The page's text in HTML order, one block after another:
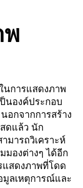
พ
นการแสดงภาพ
นองค์ประกอบ
กจากการสร้าง
ดแล้ว นัก
มารถวิเคราะห์
มองต่างๆ ได้อีก
แสดงภาพที่โดด
มูลเหตุการณ์และ